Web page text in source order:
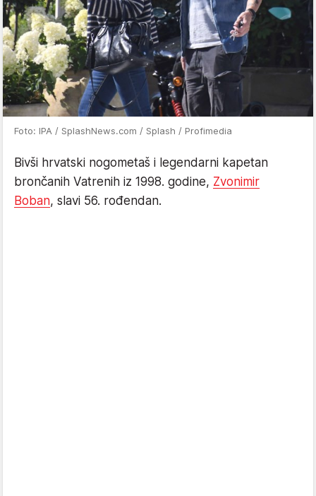
Foto: IPA / SplashNews.com / Splash / Profimedia
Bivši hrvatski nogometaš i legendarni kapetan
brončanih Vatrenih iz 1998. godine, Zvonimir
Boban, slavi 56. rođendan.